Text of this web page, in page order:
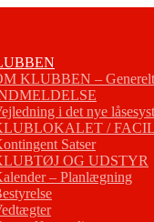
KLUBBEN – Generelt
i det nye
/
Satser
OG UDSTYR
– Planlægning